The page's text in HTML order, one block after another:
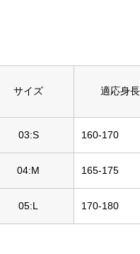
サイズ 適応身長
03:S 160-170
04:M 165-175
05:L 170-180